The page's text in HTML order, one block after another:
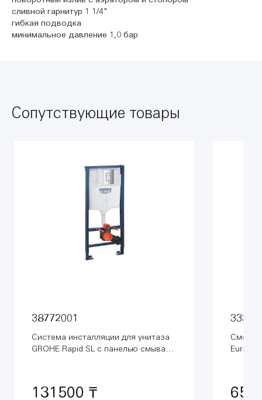
сливной гарнитур 1 1/4"
гибкая подводка
минимальное давление 1,0 бар
Сопутствующие товары
38772001
Система инсталляции для унитаза
GROHE Rapid SL с панелью смыва
131500 ₸